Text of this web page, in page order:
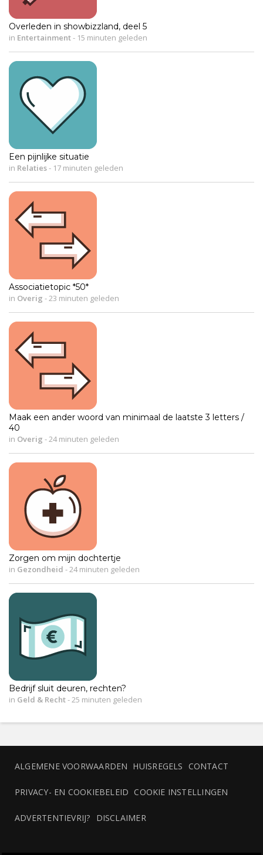
Overleden in showbizzland, deel 5
in Entertainment- 15 minuten geleden
Een pijnlijke situatie
in Relaties- 17 minuten geleden
Associatietopic *50*
in Overig - 23 minuten geleden
Maak een ander woord van minimaal de laatste 3 letters /
40
in Overig - 24 minuten geleden
Zorgen om mijn dochtertje
in Gezondheid - 24 minuten geleden
Bedrijf sluit deuren, rechten?
in Geld & Recht- 25 minuten geleden
ALGEMENE VOORWAARDEN HUISREGELS CONTACT
PRIVACY- EN COOKIEBELEID COOKIE INSTELLINGEN
ADVERTENTIEVRIJ? DISCLAIMER